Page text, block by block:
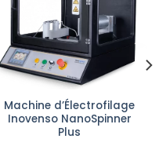
Ajouter
à la liste
d’envies
Machine d’Électrofilage
Inovenso NanoSpinner
Plus